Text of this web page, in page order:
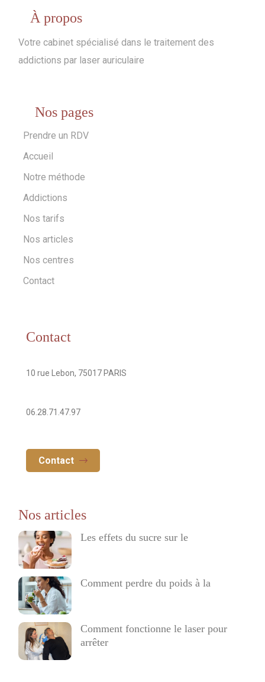
À propos
Votre cabinet spécialisé dans le traitement des
addictions par laser auriculaire
Nos pages
Prendre un RDV
Accueil
Notre méthode
Addictions
Nos tarifs
Nos articles
Nos centres
Contact
Contact
10 rue Lebon, 75017 PARIS
06.28.71.47.97
Contact
Les effets du sucre sur le
Comment perdre du poids à la
Comment fonctionne le laser pour
arrêter